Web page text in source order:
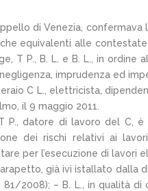
di Venezia,
equivalenti alle
T P., B. L. e B. L., in ordine
imprudenza ed
C L., elettricista,
il 9 maggio 2011.
P., datore di lavoro del C,
dei rischi relativi ai
per l’esecuzione di lavori
già ivi istallato dalla
2008); – B. L., in qualità